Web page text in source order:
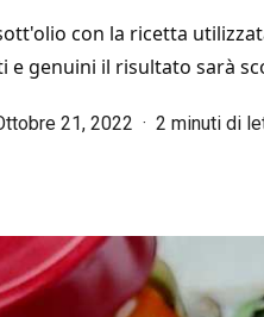
con la ricetta
e genuini il risultato sarà
21, 2022 2 minuti di